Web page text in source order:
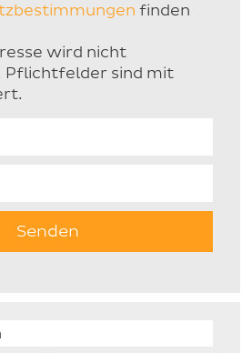
finden
wird nicht
sind mit